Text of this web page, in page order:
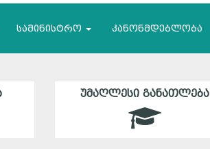
სამინისტრო კანონმდებლობა
ᲣᲛᲐᲦᲚᲔᲡᲘ ᲒᲐᲜᲐᲗᲚᲔᲑᲐ